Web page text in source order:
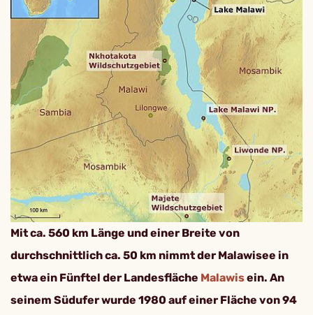
Mit ca. 560 km Länge und einer Breite von
durchschnittlich ca. 50 km nimmt der Malawisee in
etwa ein Fünftel der Landesfläche Malawisein. An
seinem Südufer wurde 1980 auf einer Fläche von 94